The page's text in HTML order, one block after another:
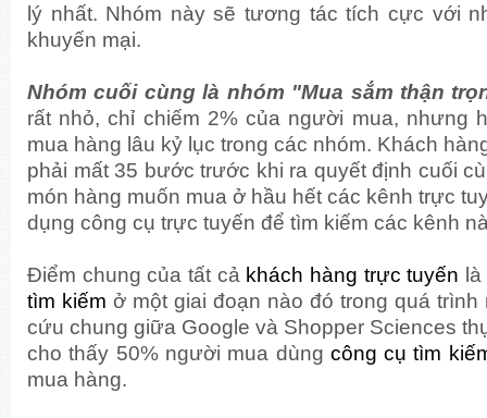
lý nhất. Nhóm này sẽ tương tác tích cực với
khuyến mại.
Nhóm cuối cùng là nhóm "Mua sắm thận
rất nhỏ, chỉ chiếm 2% của người mua, nhưng
mua hàng lâu kỷ lục trong các nhóm. Khách
phải mất 35 bước trước khi ra quyết định cuối
món hàng muốn mua ở hầu hết các kênh trực
dụng công cụ trực tuyến để tìm kiếm các kênh
Điểm chung của tất cả khách hàng trực tuyến
tìm kiếm ở một giai đoạn nào đó trong quá trình
cứu chung giữa Google và Shopper Sciences
cho thấy 50% người mua dùng công cụ tìm
mua hàng.